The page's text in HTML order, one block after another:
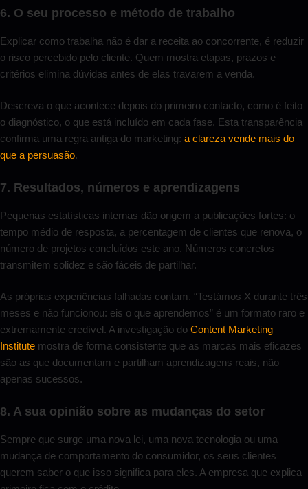
6. O seu processo e método de trabalho
Explicar como trabalha não é dar a receita ao concorrente, é reduzir
o risco percebido pelo cliente. Quem mostra etapas, prazos e
critérios elimina dúvidas antes de elas travarem a venda.
Descreva o que acontece depois do primeiro contacto, como é feito
o diagnóstico, o que está incluído em cada fase. Esta transparência
confirma uma regra antiga do marketing: a clareza vende mais do
que a persuasão.
7. Resultados, números e aprendizagens
Pequenas estatísticas internas dão origem a publicações fortes: o
tempo médio de resposta, a percentagem de clientes que renova, o
número de projetos concluídos este ano. Números concretos
transmitem solidez e são fáceis de partilhar.
As próprias experiências falhadas contam. “Testámos X durante três
meses e não funcionou: eis o que aprendemos” é um formato raro e
extremamente credível. A investigação do Content Marketing
Institute mostra de forma consistente que as marcas mais eficazes
são as que documentam e partilham aprendizagens reais, não
apenas sucessos.
8. A sua opinião sobre as mudanças do setor
Sempre que surge uma nova lei, uma nova tecnologia ou uma
mudança de comportamento do consumidor, os seus clientes
querem saber o que isso significa para eles. A empresa que explica